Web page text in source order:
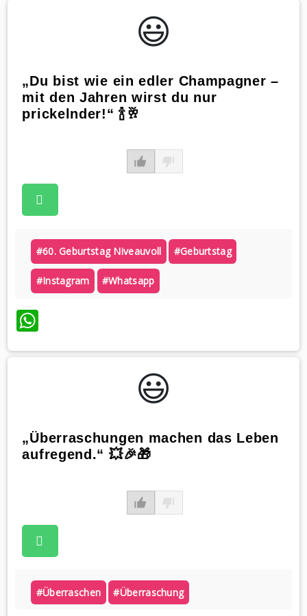
😃️
„Du bist wie ein edler Champagner –
mit den Jahren wirst du nur
prickelnder!“ 🍾🥂
#60. Geburtstag Niveauvoll #geburtstag
#instagram #whatsapp
WhatsApp
😃️
„Überraschungen machen das Leben
aufregend.“ 💥🎉🎁
#überraschen #überraschung